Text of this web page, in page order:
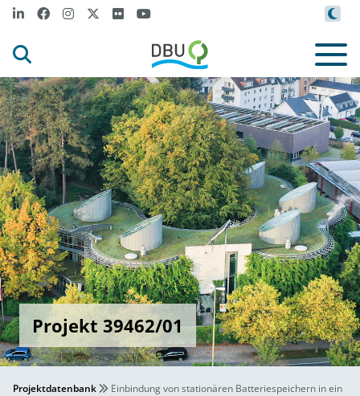
Projekt 39462/01
Projektdatenbank
Einbindung von stationären Batteriespeichern in ein